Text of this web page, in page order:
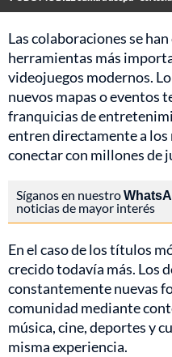
Las colaboraciones se
herramientas más
videojuegos modernos.
nuevos mapas o eventos
franquicias de
entren directamente a
conectar con millones de
Síganos en nuestro
noticias de mayor interés
En el caso de los títulos
crecido todavía más. Los
constantemente nuevas
comunidad mediante
música, cine, deportes y
misma experiencia.